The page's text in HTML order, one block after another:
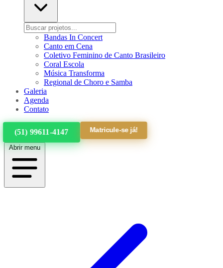
Bandas In Concert
Canto em Cena
Coletivo Feminino de Canto Brasileiro
Coral Escola
Música Transforma
Regional de Choro e Samba
Galeria
Agenda
Contato
(51) 99611-4147 Matricule-se já!
Abrir menu